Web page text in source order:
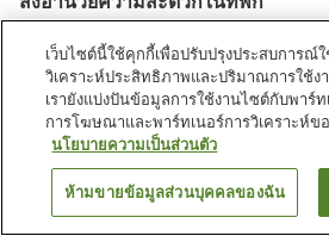
ร้านอาหาร
ตู้จำห
หน้าแรก ญี่ปุ่น ชิซูโอกะ นครอาตามิ
ค้นหาห้องพัก
เว็บไซต์นี้ใช้คุกกี้เพื่อปรับปรุงประสบการณ์
วิเคราะห์ประสิทธิภาพและปริมาณการใช้ง
เรายังแบ่งปันข้อมูลการใช้งานไซต์กับพาร์ท
การโฆษณาและพาร์ทเนอร์การวิเคราะห์ขอ
นโยบายความเป็นส่วนตัว
ห้ามขายข้อมูลส่วนบุคคลของฉัน